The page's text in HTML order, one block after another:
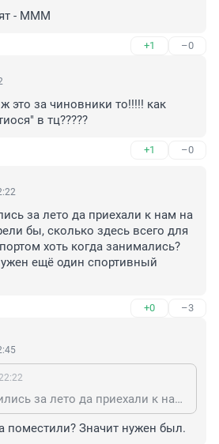
- МММ
+1 –0
это за чиновники то!!!!! как
в тц?????
+1 –0
за лето да приехали к нам на
бы, сколько здесь всего для
хоть когда занимались?
ещё один спортивный
+0 –3
А Вы бы сподобились за лето да приехали к нам на Родники: посмотрели бы, сколько здесь всего для спорта. Сами-то спортом хоть когда занимались? На фиг здесь не нужен ещё один спортивный комплекс.
поместили? Значит нужен был.